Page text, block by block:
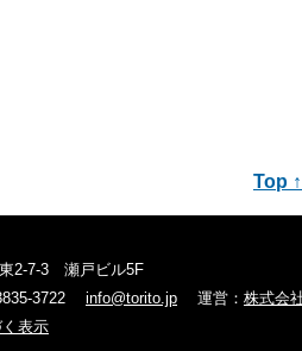
Top ↑
2-7-3 瀬戸ビル5F
3722 info@torito.jp 運営： 株式会
表示